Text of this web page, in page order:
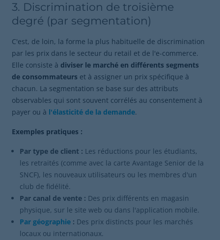
3. Discrimination de troisième
degré (par segmentation)
C'est, de loin, la forme la plus habituelle de discrimination
par les prix dans le secteur du retail et de l'e-commerce.
Elle consiste à diviser le marché en différents segments
de consommateurs et à assigner un prix spécifique à
chacun. La segmentation se base sur des attributs
observables qui sont souvent corrélés au consentement à
payer ou à l'élasticité de la demande.
Exemples pratiques :
Par type de client : Les réductions pour les étudiants,
les retraités (comme avec la carte Avantage Senior de la
SNCF), les nouveaux utilisateurs ou les membres d'un
club de fidélité.
Par canal de vente : Des prix différents en magasin
physique, sur le site web ou dans l'application mobile.
Par géographie : Des prix distincts pour les marchés
locaux ou internationaux.